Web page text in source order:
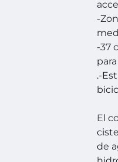
-
-37
.-
El
de